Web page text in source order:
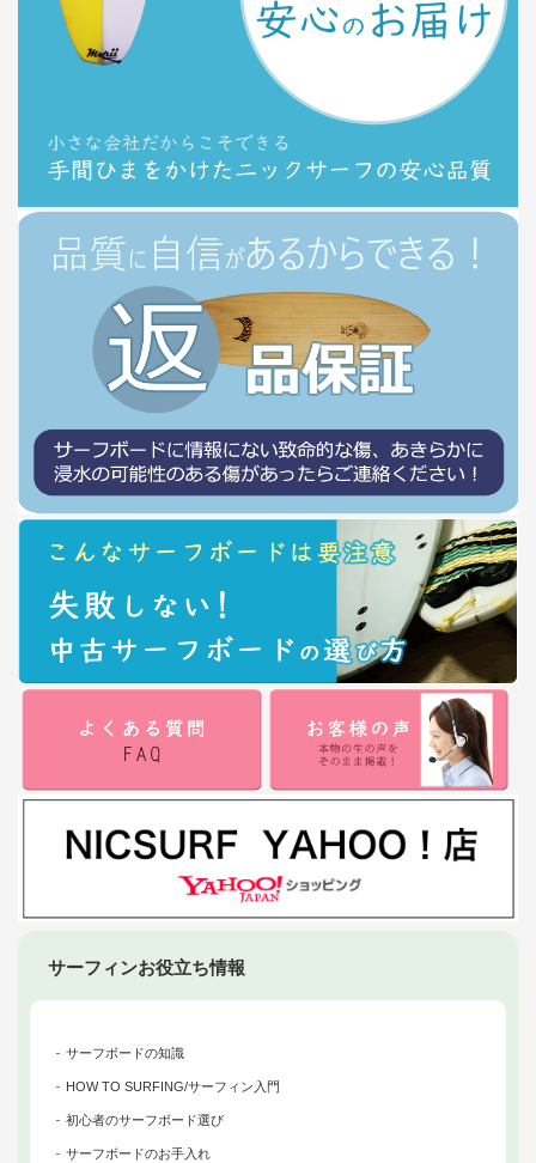
サーフィンお役立ち情報
サーフボードの知識
HOW TO SURFING/サーフィン入門
初心者のサーフボード選び
サーフボードのお手入れ